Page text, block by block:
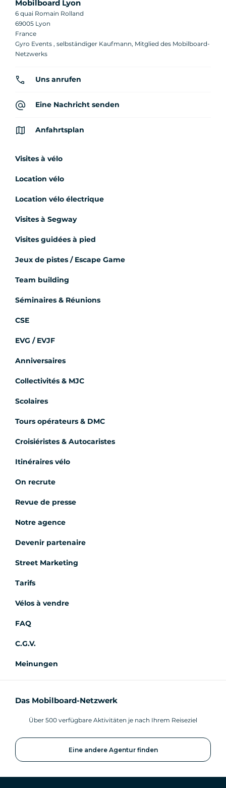
Mobilboard Lyon
6 quai Romain Rolland
69005 Lyon
France
Gyro Events , selbständiger Kaufmann, Mitglied des Mobilboard-
Netzwerks
Uns anrufen
Eine Nachricht senden
Anfahrtsplan
Visites à vélo
Location vélo
Location vélo électrique
Visites à Segway
Visites guidées à pied
Jeux de pistes / Escape Game
Team building
Séminaires & Réunions
CSE
EVG / EVJF
Anniversaires
Collectivités & MJC
Scolaires
Tours opérateurs & DMC
Croisiéristes & Autocaristes
Itinéraires vélo
On recrute
Revue de presse
Notre agence
Devenir partenaire
Street Marketing
Tarifs
Vélos à vendre
FAQ
C.G.V.
Meinungen
Das Mobilboard-Netzwerk
Über 500 verfügbare Aktivitäten je nach Ihrem Reiseziel
Eine andere Agentur finden